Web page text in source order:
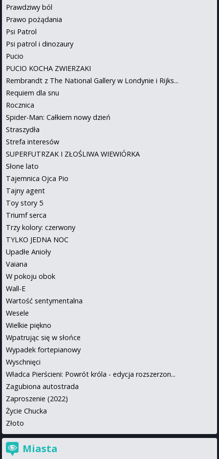
Prawdziwy ból
Prawo pożądania
Psi Patrol
Psi patrol i dinozaury
Pucio
PUCIO KOCHA ZWIERZAKI
Rembrandt z The National Gallery w Londynie i Rijks...
Requiem dla snu
Rocznica
Spider-Man: Całkiem nowy dzień
Straszydła
Strefa interesów
SUPERFUTRZAK I ZŁOŚLIWA WIEWIÓRKA
Słone lato
Tajemnica Ojca Pio
Tajny agent
Toy story 5
Triumf serca
Trzy kolory: czerwony
TYLKO JEDNA NOC
Upadłe Anioły
Vaiana
W pokoju obok
Wall-E
Wartość sentymentalna
Wesele
Wielkie piękno
Wpatrując się w słońce
Wypadek fortepianowy
Wyschnięci
Władca Pierścieni: Powrót króla - edycja rozszerzon...
Zagubiona autostrada
Zaproszenie (2022)
Życie Chucka
Złoto
Miasta